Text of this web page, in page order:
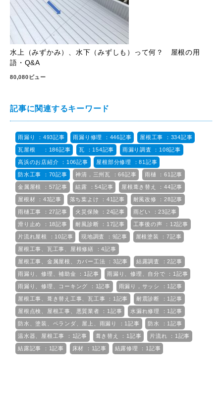
水上（みずかみ）、水下（みずしも）って何？ 屋根の用
語・Q&A
80,080ビュー
記事に関連するキーワード
雨漏り ：493記事 雨漏り修理 ：446記事 屋根工事 ：334記事
瓦屋根 ：186記事 瓦 ：154記事 雨漏り調査 ：108記事
高浜のお店紹介 ：106記事 屋根部分修理 ：81記事
防水工事 ：70記事 神清，三州瓦 ：66記事 雨樋 ：61記事
金属屋根 ：57記事 結露 ：54記事 屋根葺き替え ：44記事
屋根材 ：43記事 落ち葉よけ ：41記事 耐風改修 ：28記事
雨樋工事 ：27記事 火災保険 ：24記事 雨どい ：23記事
滑り止め ：18記事 耐風診断 ：17記事 工事後の声 ：12記事
片流れ屋根 ：10記事 現地調査 ：9記事 屋根塗装 ：7記事
屋根工事、瓦工事、屋根修繕 ：4記事
屋根工事、金属屋根、カバー工法 ：3記事 結露調査 ：2記事
雨漏り、修理、補助金 ：1記事 雨漏り、修理、自分で ：1記事
雨漏り、修理、コーキング ：1記事 雨漏り，サッシ ：1記事
屋根工事、葺き替え工事、瓦工事 ：1記事 耐震診断 ：1記事
屋根点検、屋根工事、悪質業者 ：1記事 水漏れ修理 ：1記事
防水、塗装、ベランダ、屋上、雨漏り ：1記事 防水 ：1記事
温水器、屋根工事 ：1記事 葺き替え ：1記事 片流れ ：1記事
結露記事 ：1記事 床材 ：1記事 結露修理 ：1記事